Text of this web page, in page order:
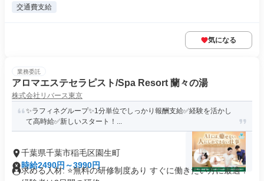
交通費支給
気になる
業務委託
アロマエステセラピスト/Spa Resort 蘭々の湯
株式会社リバース東京
✨️ラフィネグループ✨1分単位でしっかり報酬支給✅経験を活かし
て高時給✅️新しいスタート！...
千葉県千葉市稲毛区園生町
時給2490円～3990円
求める人材: ⭐️無料の研修制度あり すぐに働きたい方に最適！